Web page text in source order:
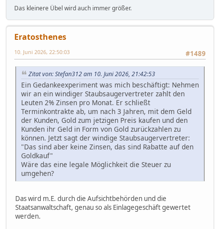
Das kleinere Übel wird auch immer größer.
Eratosthenes
#1489
10. Juni 2026, 22:50:03
Zitat von: Stefan312 am 10. Juni 2026, 21:42:53
Ein Gedankeexperiment was mich beschäftigt: Nehmen
wir an ein windiger Staubsaugervertreter zahlt den
Leuten 2% Zinsen pro Monat. Er schließt
Terminkontrakte ab, um nach 3 Jahren, mit dem Geld
der Kunden, Gold zum jetzigen Preis kaufen und den
Kunden ihr Geld in Form von Gold zurückzahlen zu
können. Jetzt sagt der windige Staubsaugervertreter:
"Das sind aber keine Zinsen, das sind Rabatte auf den
Goldkauf"
Wäre das eine legale Möglichkeit die Steuer zu
umgehen?
Das wird m.E. durch die Aufsichtbehörden und die
Staatsanwaltschaft, genau so als Einlagegeschäft gewertet
werden.